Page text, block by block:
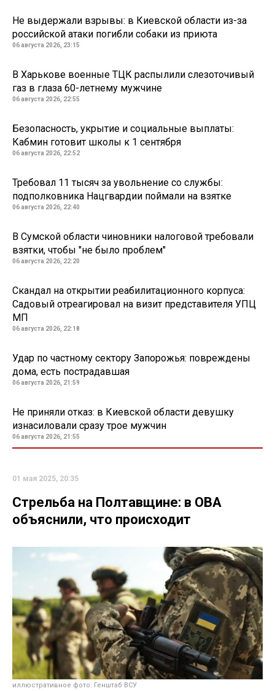
Не выдержали взрывы: в Киевской области из-за
российской атаки погибли собаки из приюта
06 августа 2026, 23:15
В Харькове военные ТЦК распылили слезоточивый
газ в глаза 60-летнему мужчине
06 августа 2026, 22:55
Безопасность, укрытие и социальные выплаты:
Кабмин готовит школы к 1 сентября
06 августа 2026, 22:52
Требовал 11 тысяч за увольнение со службы:
подполковника Нацгвардии поймали на взятке
06 августа 2026, 22:40
В Сумской области чиновники налоговой требовали
взятки, чтобы "не было проблем"
06 августа 2026, 22:20
Скандал на открытии реабилитационного корпуса:
Садовый отреагировал на визит представителя УПЦ
МП
06 августа 2026, 22:18
Удар по частному сектору Запорожья: повреждены
дома, есть пострадавшая
06 августа 2026, 21:59
Не приняли отказ: в Киевской области девушку
изнасиловали сразу трое мужчин
06 августа 2026, 21:55
01 мая 2025, 20:35
Стрельба на Полтавщине: в ОВА
объяснили, что происходит
иллюстративное фото: Генштаб ВСУ